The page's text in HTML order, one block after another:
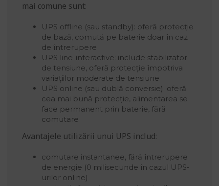
mai comune sunt:
UPS offline (sau standby): oferă protecție
de bază, comută pe baterie doar în caz
de întrerupere
UPS line-interactive: include stabilizator
de tensiune, oferă protecție împotriva
variațiilor moderate de tensiune
UPS online (sau dublă conversie): oferă
cea mai bună protecție, alimentarea se
face permanent prin baterie, fără
comutare
Avantajele utilizării unui UPS includ:
comutare instantanee, fără întrerupere
de energie (0 milisecunde în cazul UPS-
urilor online)